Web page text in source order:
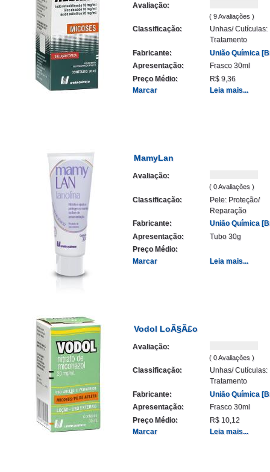
Avaliação:
( 9 Avaliações )
Classificação:
Unhas/ Cutículas:
Tratamento
Fabricante:
União Química
Apresentação:
Frasco 30ml
Preço Médio:
R$ 9,36
Marcar
Leia mais...
MamyLan
Avaliação:
( 0 Avaliações )
Classificação:
Pele: Proteção/
Reparação
Fabricante:
União Química
Apresentação:
Tubo 30g
Preço Médio:
Marcar
Leia mais...
Vodol LoÃ§Ã£o
Avaliação:
( 0 Avaliações )
Classificação:
Unhas/ Cutículas:
Tratamento
Fabricante:
União Química
Apresentação:
Frasco 30ml
Preço Médio:
R$ 10,12
Marcar
Leia mais...